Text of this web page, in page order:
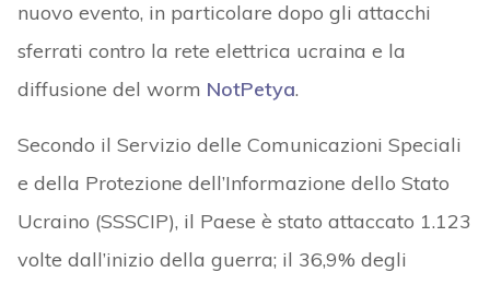
nuovo evento, in particolare dopo gli attacchi
sferrati contro la rete elettrica ucraina e la
diffusione del worm NotPetya.
Secondo il Servizio delle Comunicazioni Speciali
e della Protezione dell’Informazione dello Stato
Ucraino (SSSCIP), il Paese è stato attaccato 1.123
volte dall’inizio della guerra; il 36,9% degli